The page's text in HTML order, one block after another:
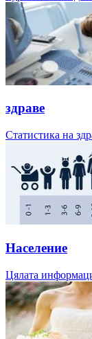
здраве
Статистика на
Население
Цялата